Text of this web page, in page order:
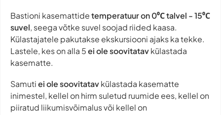
Bastioni kasemattidetemperatuur on 0⁰С talvel - 15⁰С
suvel, seega võtke suvel soojad riided kaasa.
Külastajatele pakutakse ekskursiooni ajaks ka tekke.
Lastele, kes on alla 5ei ole soovitatavkülastada
kasematte.
Samutiei ole soovitatavkülastada kasematte
inimestel, kellel on hirm suletud ruumide ees, kellel on
piiratud liikumisvõimalus või kellel on